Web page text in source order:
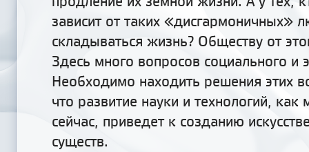
зависит от таких «дисгармоничных»
складываться жизнь? Обществу от
Здесь много вопросов социального и
Необходимо находить решения этих
что развитие науки и технологий,
сейчас, приведет к созданию
существ.